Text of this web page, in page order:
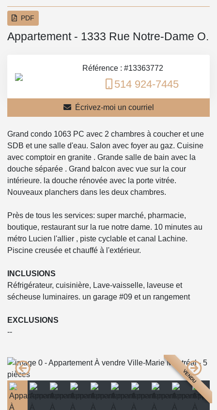
PDF
Appartement - 1333 Rue Notre-Dame O.
Référence : #13363772
514 924-7445
Écrivez-moi un courriel
Grand condo 1063 PC avec 2 chambres à coucher et une
SDB et une salle d'eau. Salon avec foyer au gaz. Cuisine
avec comptoir en granite . Grande salle de bain avec la
douche séparée . Grand balcon avec vue sur la cour
intérieure. la douche rénovée avec la porte vitrée.
Nouveaux planchers dans les deux chambres.
Près de tous les services: super marché, pharmacie,
boutique, restaurant sur la rue notre dame. 10 minutes au
métro Lucien l'allier , piste cyclable et canal Lachine.
Piscine creusée et chauffé à l'extérieur.
INCLUSIONS
Réfrigérateur, cuisinière, Lave-vaisselle, laveuse et
sécheuse luminaires. un garage #09 et un rangement
EXCLUSIONS
--
VENDU